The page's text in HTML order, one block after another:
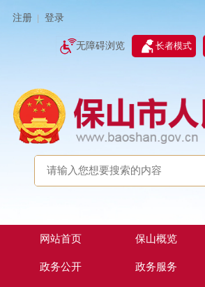
注册 登录
无障碍浏览 长者模式
网站首页 保山概览
政务公开 政务服务